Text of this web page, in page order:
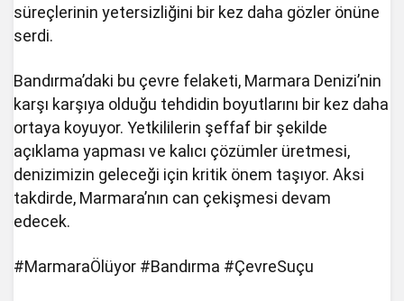
süreçlerinin yetersizliğini bir kez daha gözler önüne
serdi.
Bandırma’daki bu çevre felaketi, Marmara Denizi’nin
karşı karşıya olduğu tehdidin boyutlarını bir kez daha
ortaya koyuyor. Yetkililerin şeffaf bir şekilde
açıklama yapması ve kalıcı çözümler üretmesi,
denizimizin geleceği için kritik önem taşıyor. Aksi
takdirde, Marmara’nın can çekişmesi devam
edecek.
#MarmaraÖlüyor #Bandırma #ÇevreSuçu